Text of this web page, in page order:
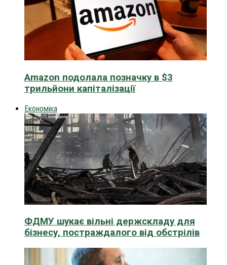
Amazon подолала позначку в $3
трильйони капіталізації
Економіка
ФДМУ шукає вільні держскладу для
бізнесу, постраждалого від обстрілів